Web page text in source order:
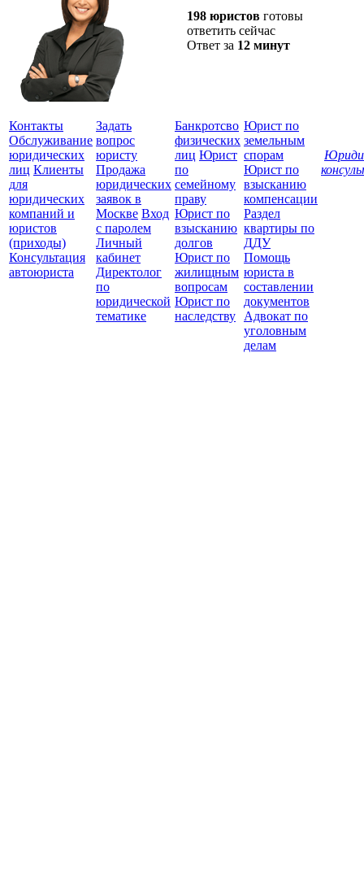
198 юристов готовы
ответить сейчас
Ответ за 12 минут
Контакты
Обслуживание
юридических
лиц Клиенты
для
юридических
компаний и
юристов
(приходы)
Консультация
автоюриста
Задать
вопрос
юристу
Продажа
юридических
заявок в
Москве Вход
с паролем
Личный
кабинет
Директолог
по
юридической
тематике
Банкротсво
физических
лиц Юрист
по
семейному
праву
Юрист по
взысканию
долгов
Юрист по
жилищным
вопросам
Юрист по
наследству
Юрист по
земельным
спорам
Юрист по
взысканию
компенсации
Раздел
квартиры по
ДДУ
Помощь
юриста в
составлении
документов
Адвокат по
уголовным
делам